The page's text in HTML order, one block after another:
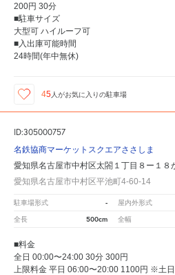
200円 30分
■駐車サイズ
大型可 ハイルーフ可
■入出庫可能時間
24時間(年中無休)
45 人がお気に入りの駐車場
ID:305000757
名鉄協商マーケットスクエアささしま
愛知県名古屋市中村区太閤１丁目８ー１８
愛知県名古屋市中村区平池町4-60-14
駐車場形式 - 屋内外形式
全長 500cm 全幅
■料金
全日 00:00〜24:00 30分 300円
上限料金 平日 06:00〜20:00 1100円 ※土